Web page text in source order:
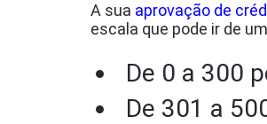
A sua aprovação de
escala que pode ir de
De 0 a 300
De 301 a